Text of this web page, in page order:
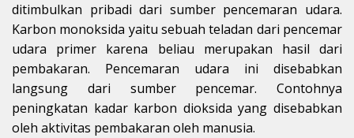
ditimbulkan pribadi dari sumber pencemaran udara.
Karbon monoksida yaitu sebuah teladan dari pencemar
udara primer karena beliau merupakan hasil dari
pembakaran. Pencemaran udara ini disebabkan
langsung dari sumber pencemar. Contohnya
peningkatan kadar karbon dioksida yang disebabkan
oleh aktivitas pembakaran oleh manusia.